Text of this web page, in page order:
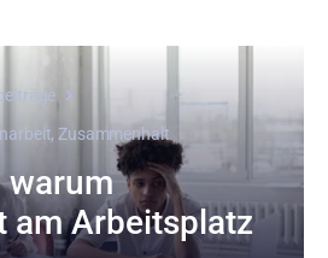
Zusammenhalt
warum
am Arbeitsplatz